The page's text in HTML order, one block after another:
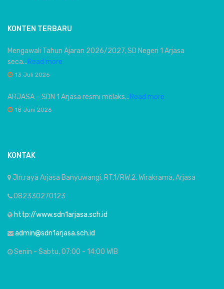
KONTEN TERBARU
Mengawali Tahun Ajaran 2026/2027, SD Negeri 1 Arjasa
seca...Read more
13 Juli 2026
ARJASA – SDN 1 Arjasa resmi melaks...Read more
18 Juni 2026
KONTAK
Jln.raya Arjasa Banyuwangi, RT.1/RW.2. Wirakrama, Arjasa
082330270123
http://www.sdn1arjasa.sch.id
admin@sdn1arjasa.sch.id
Senin - Sabtu, 07:00 - 14:00 WIB